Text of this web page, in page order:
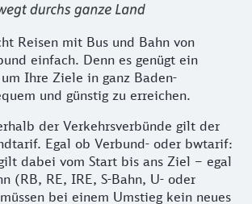
Reisen mit Bus und Bahn von
einfach. Denn es genügt ein
Ihre Ziele in ganz Baden-
und günstig zu erreichen.
der Verkehrsverbünde gilt der
Egal ob Verbund- oder bwtarif:
dabei vom Start bis ans Ziel – egal
(RB, RE, IRE, S-Bahn, U- oder
bei einem Umstieg kein neues